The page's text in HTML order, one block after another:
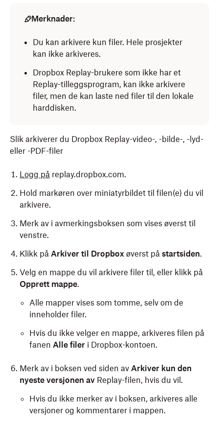
Merknader:
Du kan arkivere kun filer. Hele prosjekter
kan ikke arkiveres.
Dropbox Replay-brukere som ikke har et
Replay-tilleggsprogram, kan ikke arkivere
filer, men de kan laste ned filer til den lokale
harddisken.
Slik arkiverer du Dropbox Replay-video-, -bilde-, -lyd-
eller -PDF-filer
Logg på replay.dropbox.com.
Hold markøren over miniatyrbildet til filen(e) du vil
arkivere.
Merk av i avmerkingsboksen som vises øverst til
venstre.
Klikk på Arkiver til Dropbox øverst på startsiden.
Velg en mappe du vil arkivere filer til, eller klikk på
Opprett mappe.
Alle mapper vises som tomme, selv om de
inneholder filer.
Hvis du ikke velger en mappe, arkiveres filen på
fanen Alle filer i Dropbox-kontoen.
Merk av i boksen ved siden av Arkiver kun den
nyeste versjonen av Replay-filen, hvis du vil.
Hvis du ikke merker av i boksen, arkiveres alle
versjoner og kommentarer i mappen.